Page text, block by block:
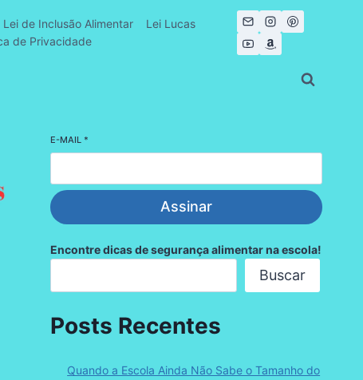
Lei de Inclusão Alimentar
Lei Lucas
de Privacidade
E-MAIL *
Assinar
Encontre dicas de segurança alimentar na escola!
Buscar
Posts Recentes
Quando a Escola Ainda Não Sabe o Tamanho do